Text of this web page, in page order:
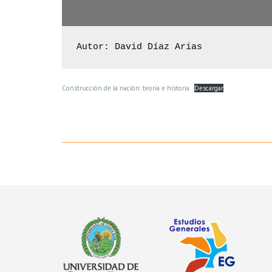
Autor: David Díaz Arias
Construcción de la nación: teoría e historia Descargar